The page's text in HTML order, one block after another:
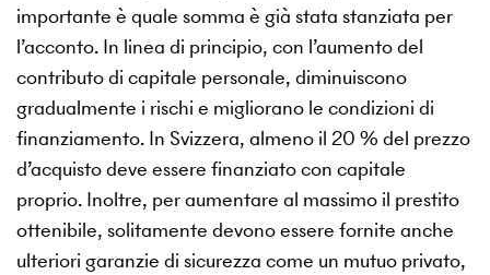
importante è quale somma è già stata stanziata per
l’acconto. In linea di principio, con l’aumento del
contributo di capitale personale, diminuiscono
gradualmente i rischi e migliorano le condizioni di
finanziamento. In Svizzera, almeno il 20 % del prezzo
d’acquisto deve essere finanziato con capitale
proprio. Inoltre, per aumentare al massimo il prestito
ottenibile, solitamente devono essere fornite anche
ulteriori garanzie di sicurezza come un mutuo privato,